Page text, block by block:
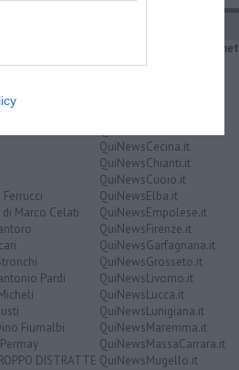
Marco Celati
Pardi
Fiumalbi
DISTRATTE
IL NETWORK QuiNews.net
QuiNewsAbetone.it
QuiNewsCecina.it
QuiNewsChianti.it
QuiNewsCuoio.it
QuiNewsElba.it
QuiNewsEmpolese.it
QuiNewsFirenze.it
QuiNewsGarfagnana.it
QuiNewsGrosseto.it
QuiNewsLivorno.it
QuiNewsLucca.it
QuiNewsLunigiana.it
QuiNewsMaremma.it
QuiNewsMassaCarrara.it
QuiNewsMugello.it